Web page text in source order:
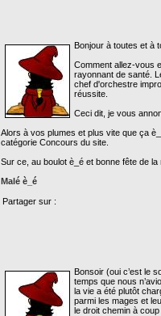
Bonjour à toutes et à
Comment allez-vous
rayonnant de santé.
chef d'orchestre
réussite.
Ceci dit, je vous
Alors à vos plumes et plus vite que ça
catégorie Concours du site.
Sur ce, au boulot è_é et bonne fête de la
Malé è_é
Partager sur :
Bonsoir (oui c’est le
temps que nous
la vie a été plutôt
parmi les mages et
le droit chemin à